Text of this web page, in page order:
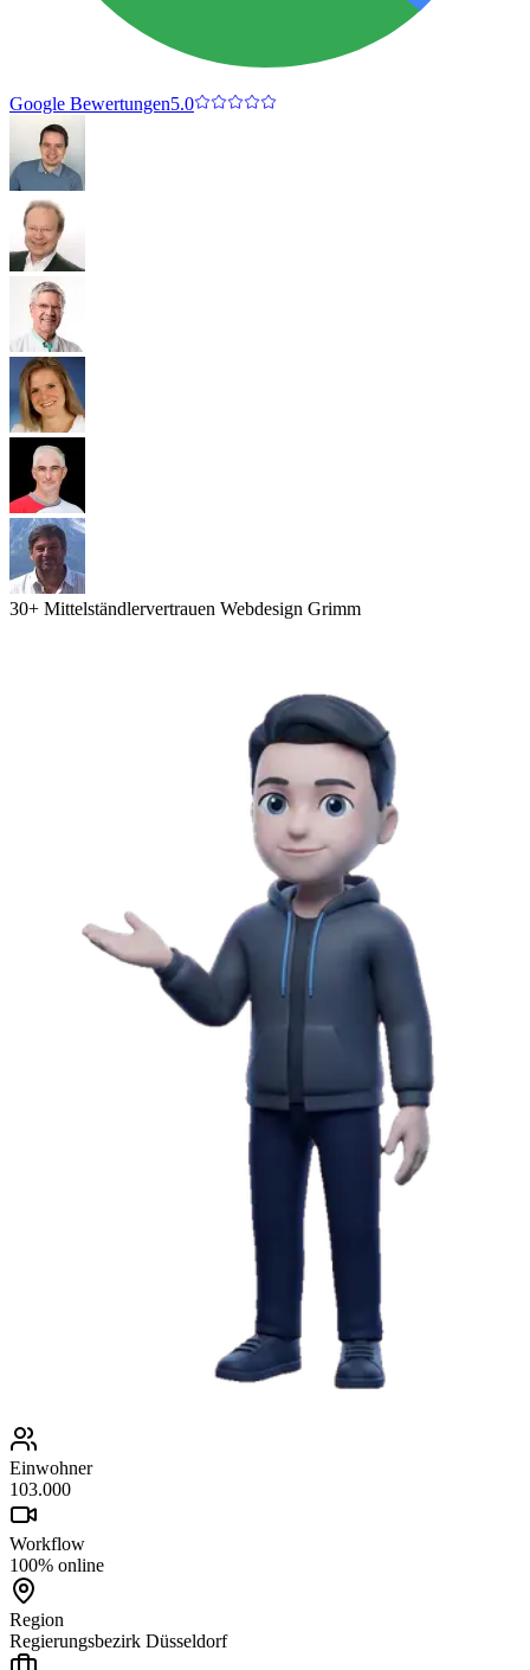
Google Bewertungen5.0
30+ Mittelständlervertrauen Webdesign Grimm
Einwohner
103.000
Workflow
100% online
Region
Regierungsbezirk Düsseldorf